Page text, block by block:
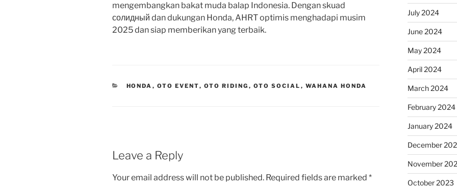
mengembangkan bakat muda balap Indonesia. Dengan skuad
солидный dan dukungan Honda, AHRT optimis menghadapi musim
2025 dan siap memberikan yang terbaik.
CATEGORIES
HONDA , OTO EVENT, OTO RIDING , OTO SOCIAL , WAHANA HONDA
Leave a Reply
Your email address will not be published. Required fields are marked *
July 2024
June 2024
May 2024
April 2024
March 2024
February 2024
January 2024
December
November
October 2023